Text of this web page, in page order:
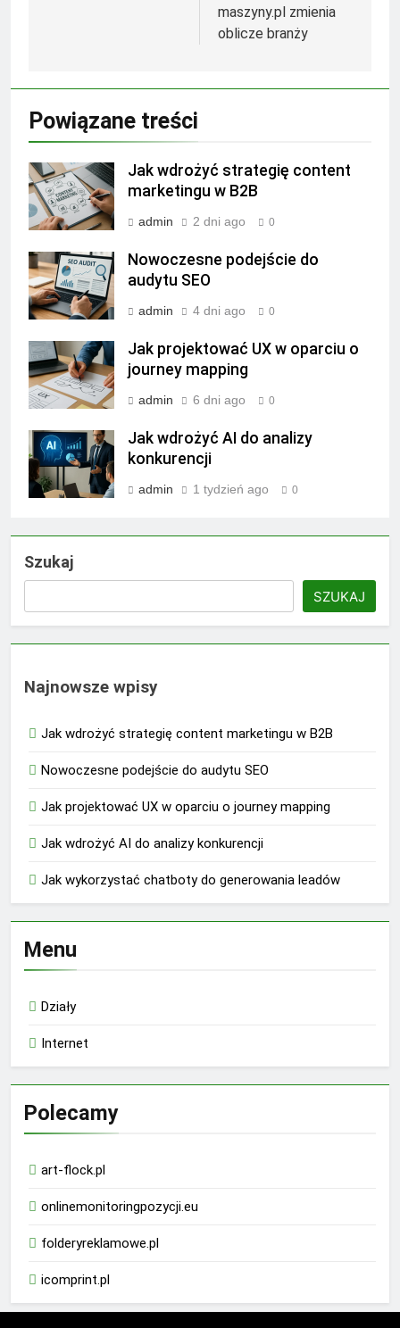
maszyny.pl zmienia
oblicze branży
Powiązane treści
Jak wdrożyć strategię content
marketingu w B2B
admin 2 dni ago 0
Nowoczesne podejście do
audytu SEO
admin 4 dni ago 0
Jak projektować UX w oparciu o
journey mapping
admin 6 dni ago 0
Jak wdrożyć AI do analizy
konkurencji
admin 1 tydzień ago 0
Szukaj
SZUKAJ
Najnowsze wpisy
Jak wdrożyć strategię content marketingu w B2B
Nowoczesne podejście do audytu SEO
Jak projektować UX w oparciu o journey mapping
Jak wdrożyć AI do analizy konkurencji
Jak wykorzystać chatboty do generowania leadów
Menu
Działy
Internet
Polecamy
art-flock.pl
onlinemonitoringpozycji.eu
folderyreklamowe.pl
icomprint.pl